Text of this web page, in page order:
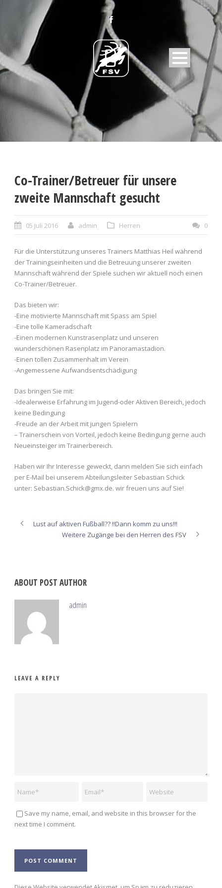
Co-Trainer/Betreuer für unsere
zweite Mannschaft gesucht
05 Juli 2016 admin Herren 0
Für die Unterstützung unseres Trainers Matthias Heil während
der Trainingseinheiten und die Betreuung unserer zweiten
Mannschaft während der Spiele suchen wir aktuell noch einen
Co-Trainer/Betreuer.
Das bieten wir:
-Eine motivierte Mannschaft mit Spass am Spiel
-Eine tolle Kameradschaft
-Einen modernen Kunstrasenplatz und unseren
wunderschönen Rasenplatz im Panoramastadion.
-Einen tollen Zusammenhalt im Verein
-Angemessene Aufwandsentschädigung
Das bringen Sie mit:
-Idealerweise Erfahrung im Jugend-oder Aktiven Bereich, jedoch
keine Bedingung
-Freude an der Arbeit mit jungen Spielern
– Trainerschein von Vorteil, jedoch keine Bedingung gerne auch
Neueinsteiger im Trainerbereich.
Haben wir Ihr Interesse geweckt, dann melden Sie sich einfach
per E-Mail bei unserem Abteilungsleiter Sebastian Schick
unter: Sebastian.Schick@gmx.de. wir freuen uns auf Sie!
Lust auf aktiven Fußball?? !!Dann komm zu uns!!!
Weitere Zugänge bei den Herren des FSV
ABOUT POST AUTHOR
admin
LEAVE A REPLY
Save my name, email, and website in this browser for the
next time I comment.